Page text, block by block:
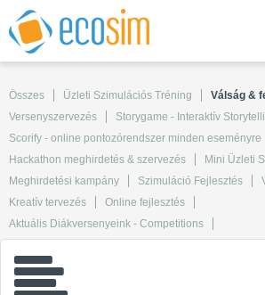
Összes Üzleti Szimulációs Tréning
Válság &
Versenyszervezés
Storygame - Interaktív
Scorify - online pontozórendszer minden eseményre
Hackathon meghirdetés & szervezés
Mini Üzleti
Meghirdetési kampány
Szimuláció Fejlesztés
Kreatív tervezés
Online fejlesztés
Aktuális Diákversenyeink - Competitions